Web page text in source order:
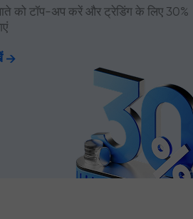
को टॉप-अप करें और ट्रेडिंग के लिए 30%